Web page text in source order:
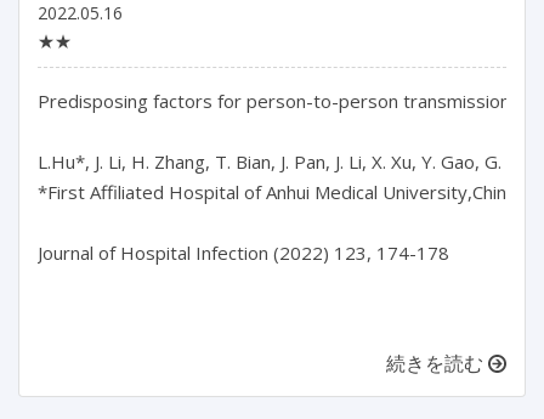
2022.05.16
★★
Predisposing factors for person-to-person transmission
L.Hu*, J. Li, H. Zhang, T. Bian, J. Pan, J. Li, X. Xu, Y. Gao, G.
*First Affiliated Hospital of Anhui Medical University,China
Journal of Hospital Infection (2022) 123, 174-178
続きを読む